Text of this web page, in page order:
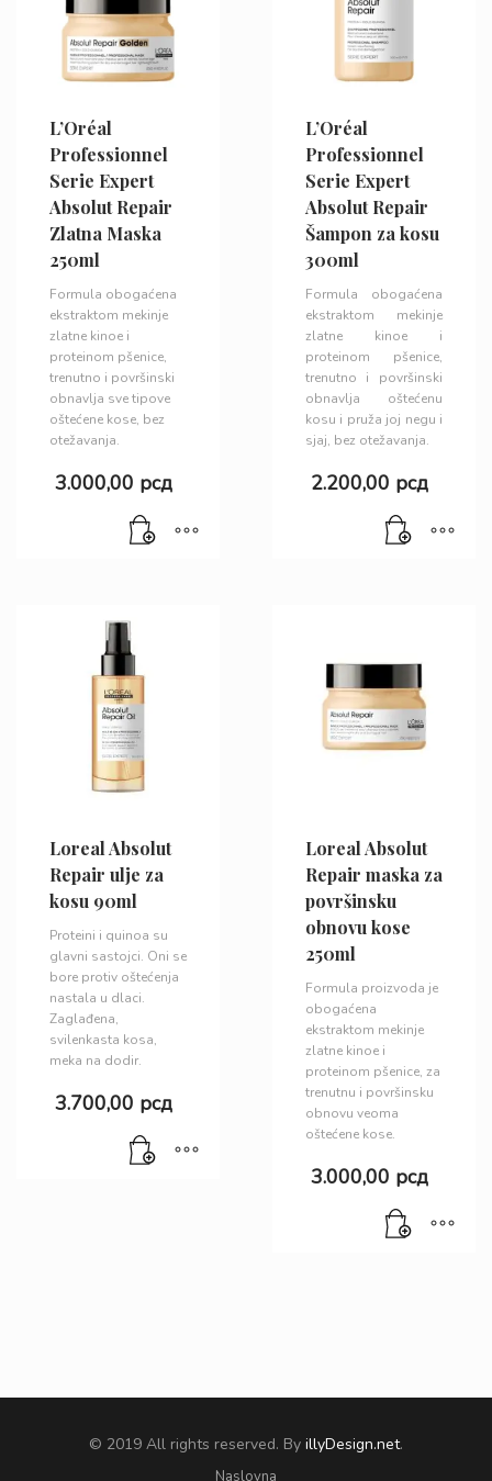
L’Oréal
Professionnel
Serie Expert
Absolut Repair
Zlatna Maska
250ml
Formula obogaćena
ekstraktom mekinje
zlatne kinoe i
proteinom pšenice,
trenutno i površinski
obnavlja sve tipove
oštećene kose, bez
otežavanja.
3.000,00 рсд
L’Oréal
Professionnel
Serie Expert
Absolut Repair
Šampon za kosu
300ml
Formula obogaćena
ekstraktom mekinje
zlatne kinoe i
proteinom pšenice,
trenutno i površinski
obnavlja oštećenu
kosu i pruža joj negu i
sjaj, bez otežavanja.
2.200,00 рсд
Loreal Absolut
Repair ulje za
kosu 90ml
Proteini i quinoa su
glavni sastojci. Oni se
bore protiv oštećenja
nastala u dlaci.
Zaglađena,
svilenkasta kosa,
meka na dodir.
3.700,00 рсд
Loreal Absolut
Repair maska za
površinsku
obnovu kose
250ml
Formula proizvoda je
obogaćena
ekstraktom mekinje
zlatne kinoe i
proteinom pšenice, za
trenutnu i površinsku
obnovu veoma
oštećene kose.
3.000,00 рсд
© 2019 All rights reserved. By illyDesign.net.
Naslovna